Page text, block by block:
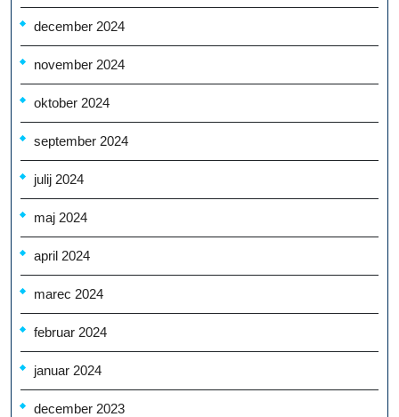
december 2024
november 2024
oktober 2024
september 2024
julij 2024
maj 2024
april 2024
marec 2024
februar 2024
januar 2024
december 2023